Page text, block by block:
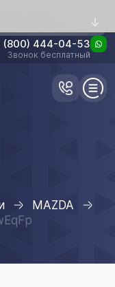
(800) 444-04-53
Звонок бесплатный
MAZDA